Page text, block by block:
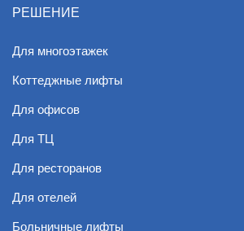
РЕШЕНИЕ
Для многоэтажек
Коттеджные лифты
Для офисов
Для ТЦ
Для ресторанов
Для отелей
Больничные лифты